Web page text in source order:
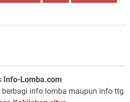
Info-Lomba.com
info lomba maupun info ttg